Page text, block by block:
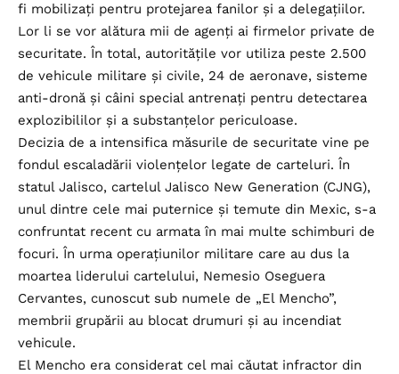
fi mobilizați pentru protejarea fanilor și a delegațiilor.
Lor li se vor alătura mii de agenți ai firmelor private de
securitate. În total, autoritățile vor utiliza peste 2.500
de vehicule militare și civile, 24 de aeronave, sisteme
anti-dronă și câini special antrenați pentru detectarea
explozibililor și a substanțelor periculoase.
Decizia de a intensifica măsurile de securitate vine pe
fondul escaladării violențelor legate de carteluri. În
statul Jalisco, cartelul Jalisco New Generation (CJNG),
unul dintre cele mai puternice și temute din Mexic, s-a
confruntat recent cu armata în mai multe schimburi de
focuri. În urma operațiunilor militare care au dus la
moartea liderului cartelului, Nemesio Oseguera
Cervantes, cunoscut sub numele de „El Mencho”,
membrii grupării au blocat drumuri și au incendiat
vehicule.
El Mencho era considerat cel mai căutat infractor din